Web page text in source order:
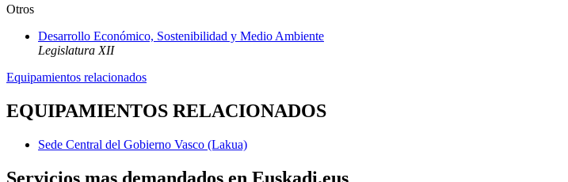
Otros
Desarrollo Económico, Sostenibilidad y Medio Ambiente
Legislatura XII
Equipamientos relacionados
EQUIPAMIENTOS RELACIONADOS
Sede Central del Gobierno Vasco (Lakua)